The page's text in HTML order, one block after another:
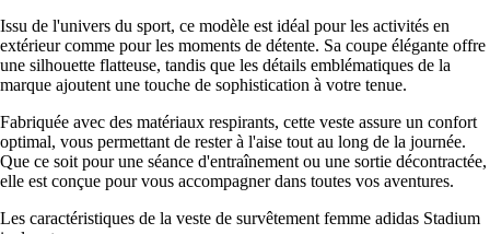
Issu de l'univers du sport, ce modèle est idéal pour les activités en
extérieur comme pour les moments de détente. Sa coupe élégante offre
une silhouette flatteuse, tandis que les détails emblématiques de la
marque ajoutent une touche de sophistication à votre tenue.
Fabriquée avec des matériaux respirants, cette veste assure un confort
optimal, vous permettant de rester à l'aise tout au long de la journée.
Que ce soit pour une séance d'entraînement ou une sortie décontractée,
elle est conçue pour vous accompagner dans toutes vos aventures.
Les caractéristiques de la veste de survêtement femme adidas Stadium